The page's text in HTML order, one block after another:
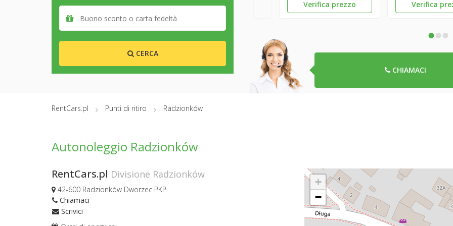
CERCA
Verifica prezzo Verifica
•••
CHIAMACI
RentCars.pl Punti di ritiro Radzionków
Autonoleggio Radzionków
RentCars.pl Divisione Radzionków
42-600 Radzionków Dworzec PKP
Chiamaci
Scrivici
+
−